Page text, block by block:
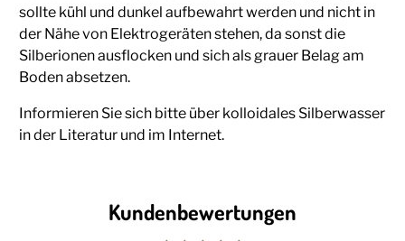
sollte kühl und dunkel aufbewahrt werden und nicht in
der Nähe von Elektrogeräten stehen, da sonst die
Silberionen ausflocken und sich als grauer Belag am
Boden absetzen.
Informieren Sie sich bitte über kolloidales Silberwasser
in der Literatur und im Internet.
Kundenbewertungen